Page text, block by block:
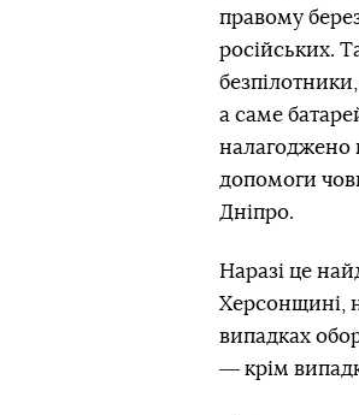
правому
російських.
а саме
налагоджено
допомоги
Дніпро.
Наразі це
Херсонщині,
випадках
― крім